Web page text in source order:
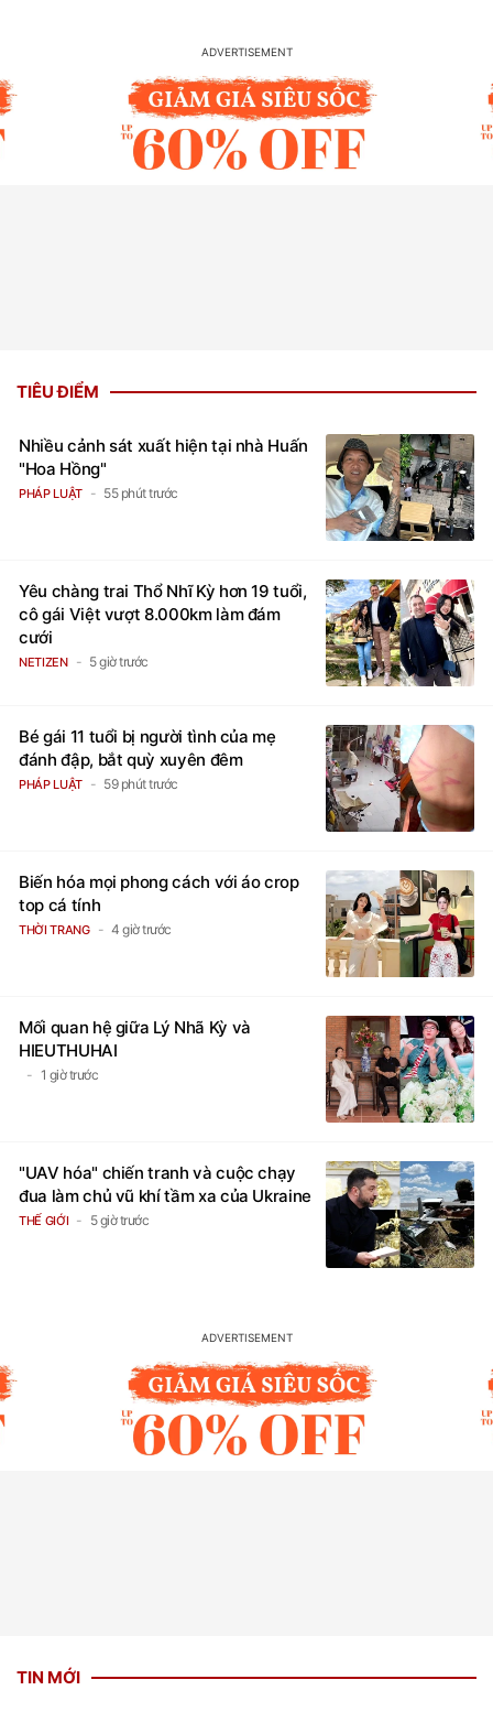
TIÊU ĐIỂM
Nhiều cảnh sát xuất hiện tại nhà Huấn
"Hoa Hồng"
PHÁP LUẬT 55 phút trước
Yêu chàng trai Thổ Nhĩ Kỳ hơn 19 tuổi,
cô gái Việt vượt 8.000km làm đám
cưới
NETIZEN 5 giờ trước
Bé gái 11 tuổi bị người tình của mẹ
đánh đập, bắt quỳ xuyên đêm
PHÁP LUẬT 59 phút trước
Biến hóa mọi phong cách với áo crop
top cá tính
THỜI TRANG 4 giờ trước
Mối quan hệ giữa Lý Nhã Kỳ và
HIEUTHUHAI
1 giờ trước
"UAV hóa" chiến tranh và cuộc chạy
đua làm chủ vũ khí tầm xa của Ukraine
THẾ GIỚI 5 giờ trước
TIN MỚI